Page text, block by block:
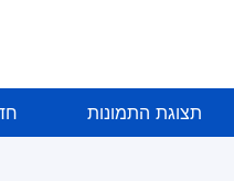
תצוגת התמונות